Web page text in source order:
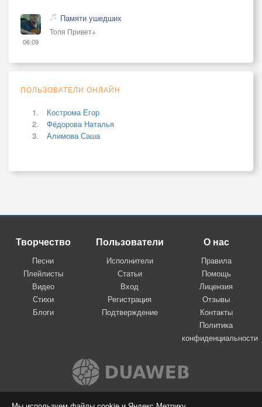
06:09
Памяти ушедших
Толя Привет+
ПОЛЬЗОВАТЕЛИ ОНЛАЙН
Кострома Егор
Фёдорова Наталья
Алимова Саша
Творчество
Песни
Плейлисты
Видео
Стихи
Блоги
Пользователи
Исполнители
Статьи
Вход
Регистрация
Подтверждение
О нас
Правила
Помощь
Лицензия
Отзывы
Контакты
Политика
конфиденциальности
Вконтакте